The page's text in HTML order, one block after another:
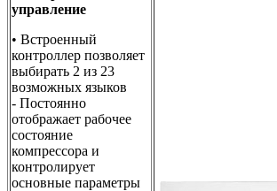
управление
• Встроенный
контроллер позволяет
выбирать 2 из 23
возможных языков
- Постоянно
отображает рабочее
состояние
компрессора и
контролирует
основные параметры